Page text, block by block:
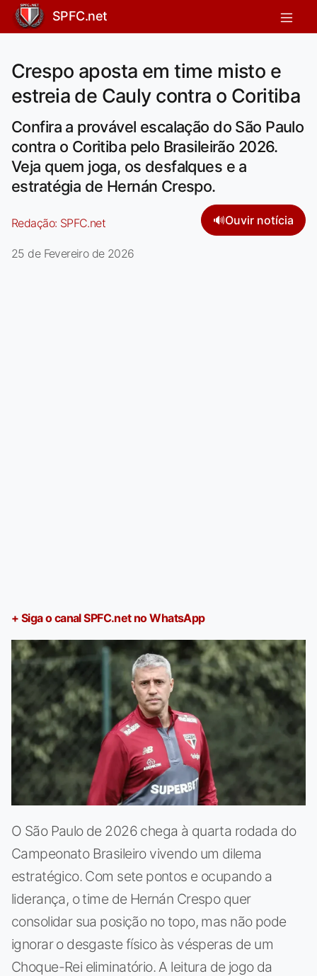
SPFC.net
Crespo aposta em time misto e
estreia de Cauly contra o Coritiba
Confira a provável escalação do São Paulo
contra o Coritiba pelo Brasileirão 2026.
Veja quem joga, os desfalques e a
estratégia de Hernán Crespo.
Redação: SPFC.net 🔊Ouvir notícia
25 de Fevereiro de 2026
+ Siga o canal SPFC.net no WhatsApp
O São Paulo de 2026 chega à quarta rodada do
Campeonato Brasileiro vivendo um dilema
estratégico. Com sete pontos e ocupando a
liderança, o time de Hernán Crespo quer
consolidar sua posição no topo, mas não pode
ignorar o desgaste físico às vésperas de um
Choque-Rei eliminatório. A leitura de jogo da